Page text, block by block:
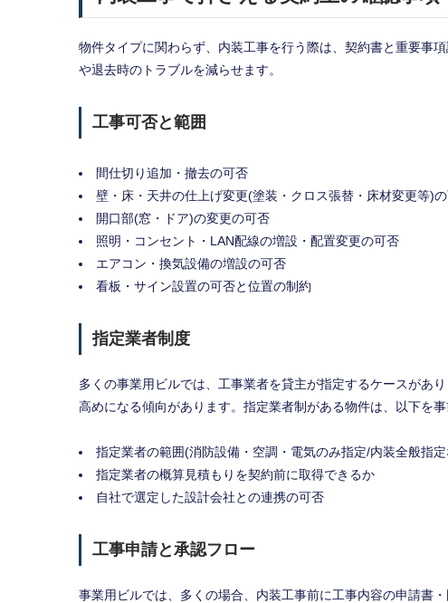
物件タイプに関わらず、内装工事を行う際は、契約書と重要事
や退去時のトラブルを減らせます。
工事可否と範囲
間仕切り追加・撤去の可否
壁・床・天井の仕上げ変更(塗装・クロス張替・床材変更等)
開口部(窓・ドア)の変更の可否
照明・コンセント・LAN配線の増設・配置変更の可否
エアコン・換気設備の増設の可否
看板・サイン設置の可否と位置の制約
指定業者制度
多くの事業用ビルでは、工事業者を貸主が指定するケースがあ
高めになる傾向があります。指定業者制がある物件は、以下を
指定業者の範囲(消防設備・空調・電気のみ指定/内装全般指
指定業者の概算見積もりを契約前に取得できるか
自社で選定した設計会社との連携の可否
工事申請と承認フロー
事業用ビルでは、多くの場合、内装工事前に工事内容の申請書